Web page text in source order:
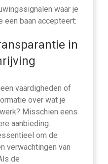
waar je
een baan accepteert:
in
vaardigheden of
over wat je
Misschien eens
aanbieding.
om de
verwachtingen van
de